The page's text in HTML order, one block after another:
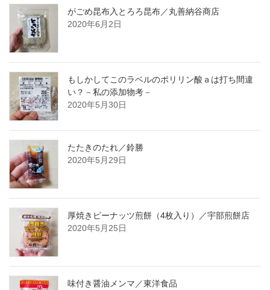
がごめ昆布入とろろ昆布／丸善納谷商店
2020年6月2日
もしかしてこのラベルのポリリン酸ａは打ち間違
い？－私の添加物考－
2020年5月30日
たたきのたれ／鈴勝
2020年5月29日
厚焼きピーナッツ煎餅（4枚入り）／宇部煎餅店
2020年5月25日
味付き醤油メンマ／東洋食品